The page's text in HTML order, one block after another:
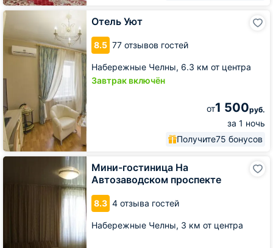
Отель Уют
8.5 77 отзывов гостей
Набережные Челны, 6.3 км от центра
Завтрак включён
от1 500руб.
за 1 ночь
Получите75 бонусов
Отель
Уют
Мини-гостиница На
Автозаводском проспекте
8.3 4 отзыва гостей
Набережные Челны, 3 км от центра
Мини-